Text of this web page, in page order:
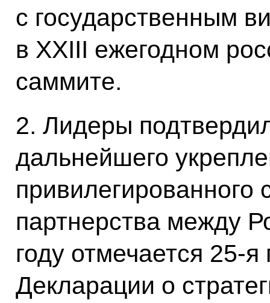
с государственным
в XXIII ежегодном
саммите.
2. Лидеры
дальнейшего
привилегированного
партнерства между
году отмечается
Декларации о